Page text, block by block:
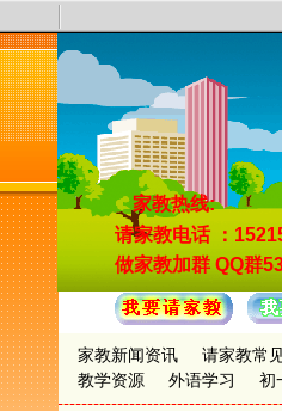
家教热线:
请家教电话 ：
做家教加群 QQ群
家教新闻资讯 请家教常
教学资源
外语学习 初